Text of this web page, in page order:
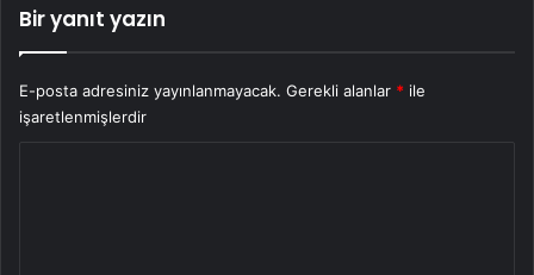
Bir yanıt yazın
E-posta adresiniz yayınlanmayacak. Gerekli alanlar * ile
işaretlenmişlerdir